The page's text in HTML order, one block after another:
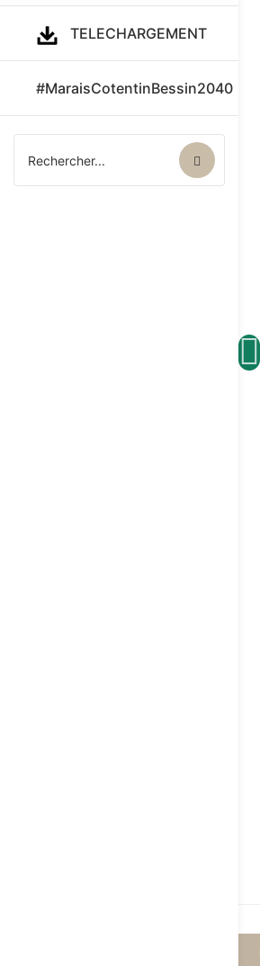
TELECHARGEMENT
#MaraisCotentinBessin2040